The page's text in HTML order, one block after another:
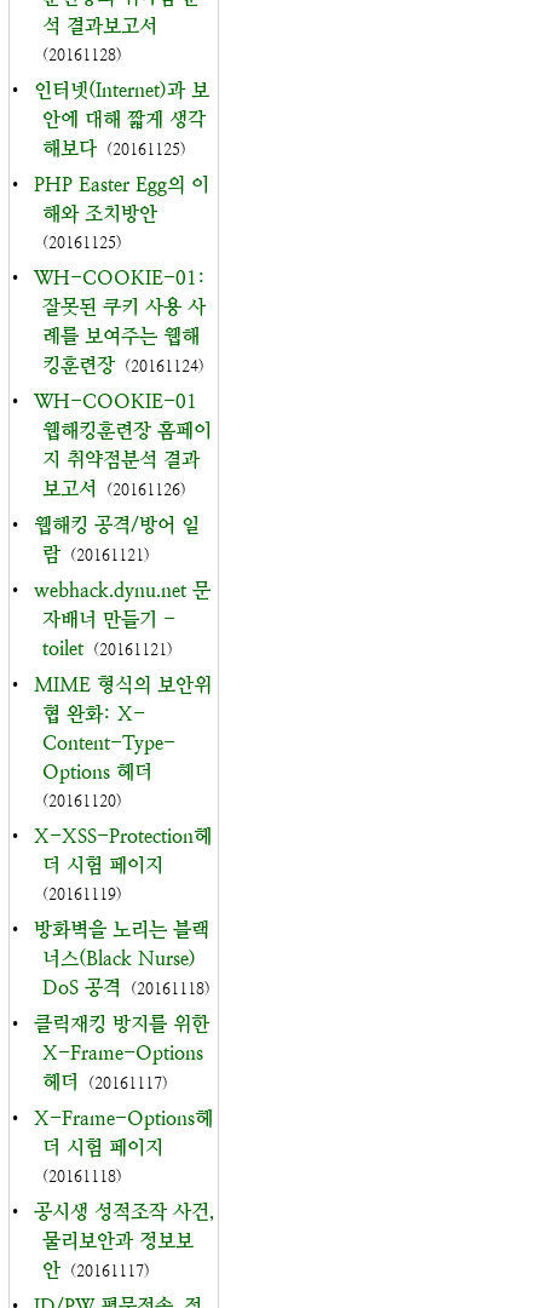
석 결과보고서
(20161128)
•
인터넷(Internet)과 보
안에 대해 짧게 생각
해보다 (20161125)
•
PHP Easter Egg의 이
해와 조치방안
(20161125)
•
WH-COOKIE-01:
잘못된 쿠키 사용 사
례를 보여주는 웹해
킹훈련장 (20161124)
•
WH-COOKIE-01
웹해킹훈련장 홈페이
지 취약점분석 결과
보고서
(20161126)
•
웹해킹 공격/방어 일
람 (20161121)
•
webhack.dynu.net 문
자배너 만들기 -
toilet (20161121)
•
MIME 형식의 보안위
협 완화: X-
Content-Type-
Options 헤더
(20161120)
•
X-XSS-Protection헤
더 시험 페이지
(20161119)
•
방화벽을 노리는 블랙
너스(Black Nurse)
DoS 공격
(20161118)
•
클릭재킹 방지를 위한
X-Frame-Options
헤더
(20161117)
•
X-Frame-Options헤
더 시험 페이지
(20161118)
•
공시생 성적조작 사건,
물리보안과 정보보
안 (20161117)